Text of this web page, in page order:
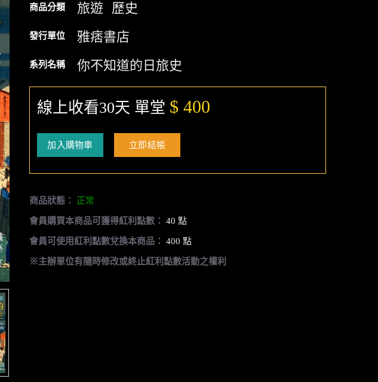
商品分類 旅遊 歷史
發行單位 雅痞書店
系列名稱 你不知道的日旅史
線上收看30天 單堂 $ 400
加入購物車 立即結帳
商品狀態： 正常
會員購買本商品可獲得紅利點數： 40 點
會員可使用紅利點數兌換本商品： 400 點
※主辦單位有隨時修改或終止紅利點數活動之權利